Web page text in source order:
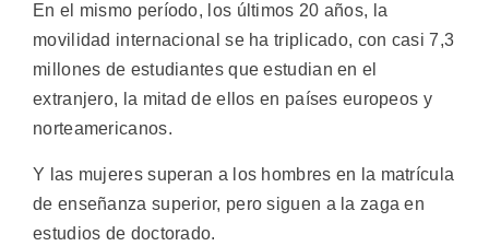
En el mismo período, los últimos 20 años, la
movilidad internacional se ha triplicado, con casi 7,3
millones de estudiantes que estudian en el
extranjero, la mitad de ellos en países europeos y
norteamericanos.
Y las mujeres superan a los hombres en la matrícula
de enseñanza superior, pero siguen a la zaga en
estudios de doctorado.